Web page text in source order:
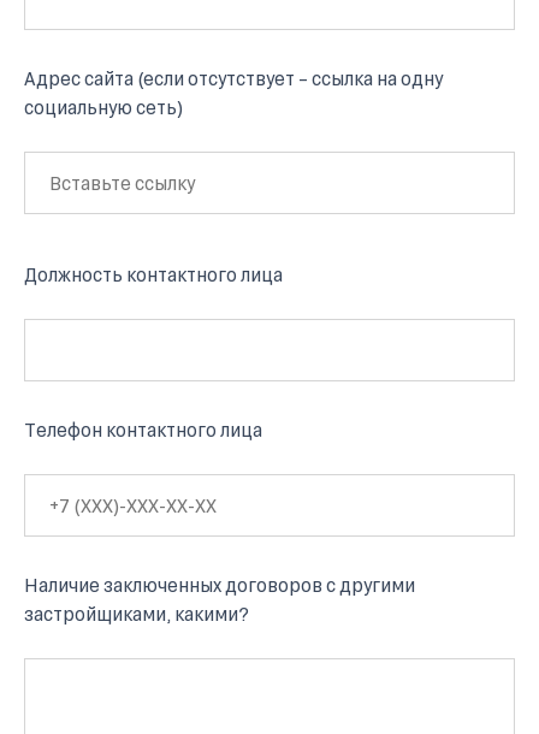
Адрес сайта (если отсутствует – ссылка на одну
социальную сеть)
Должность контактного лица
Телефон контактного лица
Наличие заключенных договоров с другими
застройщиками, какими?